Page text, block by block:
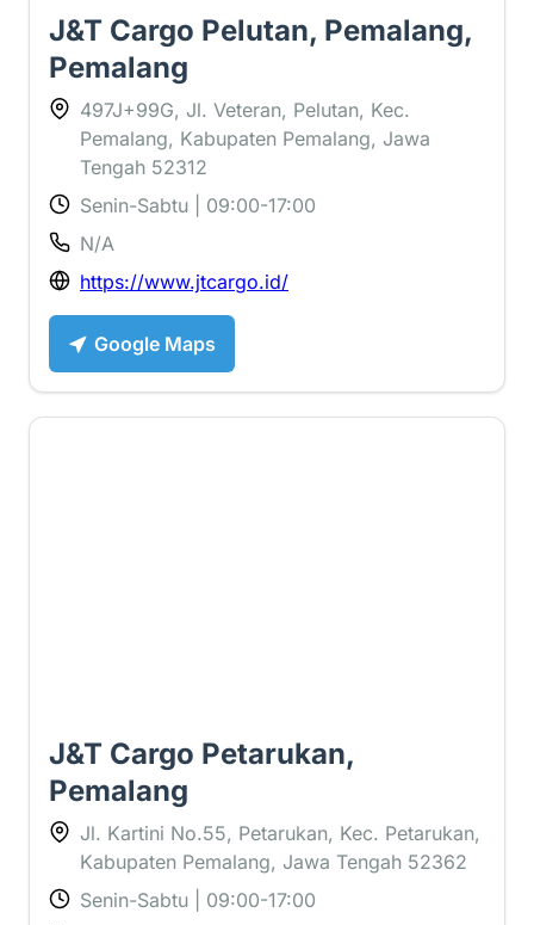
J&T Cargo Pelutan, Pemalang,
Pemalang
497J+99G, Jl. Veteran, Pelutan, Kec.
Pemalang, Kabupaten Pemalang, Jawa
Tengah 52312
Senin-Sabtu | 09:00-17:00
N/A
https://www.jtcargo.id/
Google Maps
J&T Cargo Petarukan,
Pemalang
Jl. Kartini No.55, Petarukan, Kec. Petarukan,
Kabupaten Pemalang, Jawa Tengah 52362
Senin-Sabtu | 09:00-17:00